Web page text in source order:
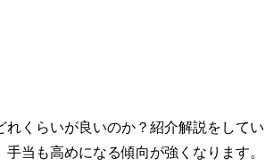
くらいが良いのか？紹介解説をしてい
当も高めになる傾向が強くなります。